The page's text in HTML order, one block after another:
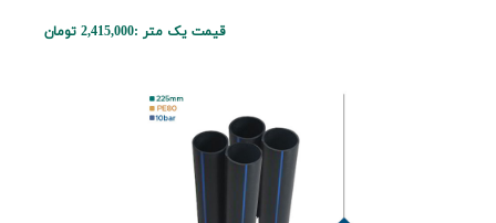
قیمت یک متر :2,415,000 تومان